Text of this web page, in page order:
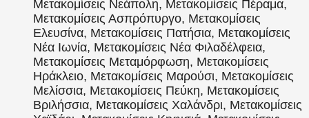
Μετακομίσεις Νεάπολη, Μετακομίσεις Πέραμα,
Μετακομίσεις Ασπρόπυργο, Μετακομίσεις
Ελευσίνα, Μετακομίσεις Πατήσια, Μετακομίσεις
Νέα Ιωνία, Μετακομίσεις Νέα Φιλαδέλφεια,
Μετακομίσεις Μεταμόρφωση, Μετακομίσεις
Ηράκλειο, Μετακομίσεις Μαρούσι, Μετακομίσεις
Μελίσσια, Μετακομίσεις Πεύκη, Μετακομίσεις
Βριλήσσια, Μετακομίσεις Χαλάνδρι, Μετακομίσεις